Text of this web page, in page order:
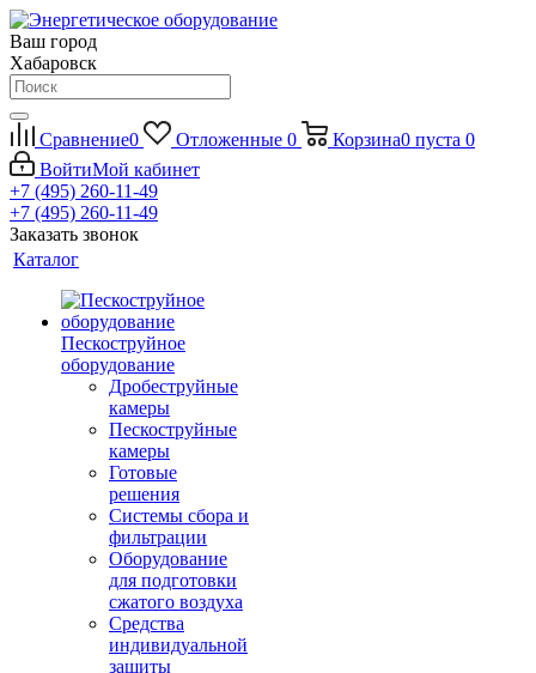
Ваш город
Хабаровск
Сравнение0 Отложенные 0 Корзина0 пуста 0
ВойтиМой кабинет
+7 (495) 260-11-49
+7 (495) 260-11-49
Заказать звонок
Каталог
Пескоструйное
оборудование
Дробеструйные
камеры
Пескоструйные
камеры
Готовые
решения
Системы сбора и
фильтрации
Оборудование
для подготовки
сжатого воздуха
Средства
индивидуальной
защиты